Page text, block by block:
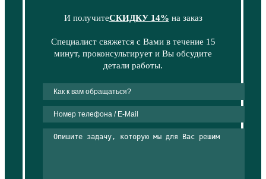
И получитеСКИДКУ 14% на заказ
Специалист свяжется с Вами в течение 15
минут, проконсультирует и Вы обсудите
детали работы.